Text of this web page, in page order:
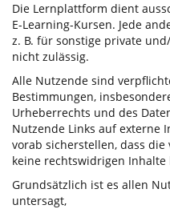
Die Lernplattform dient
E-Learning-Kursen. Jede
z. B. für sonstige private
nicht zulässig.
Alle Nutzende sind
Bestimmungen,
Urheberrechts und des
Nutzende Links auf externe
vorab sicherstellen, dass
keine rechtswidrigen Inhalte
Grundsätzlich ist es allen
untersagt,